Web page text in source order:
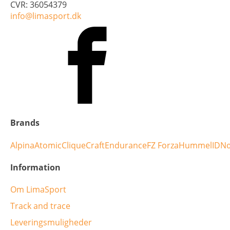
CVR: 36054379
info@limasport.dk
Brands
AlpinaAtomicCliqueCraftEnduranceFZ ForzaHummelID
Information
Om LimaSport
Track and trace
Leveringsmuligheder